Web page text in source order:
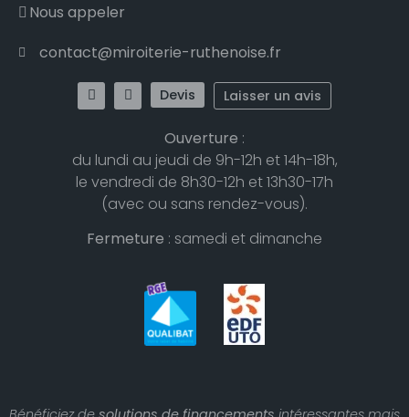
Nous appeler
contact@miroiterie-ruthenoise.fr
Devis Laisser un avis
Ouverture :
du lundi au jeudi de 9h-12h et 14h-18h,
le vendredi de 8h30-12h et 13h30-17h
(avec ou sans rendez-vous).
Fermeture : samedi et dimanche